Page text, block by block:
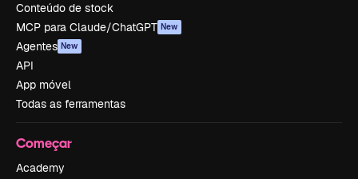
Conteúdo de stock
MCP para Claude/ChatGPT New
Agentes New
API
App móvel
Todas as ferramentas
Começar
Academy